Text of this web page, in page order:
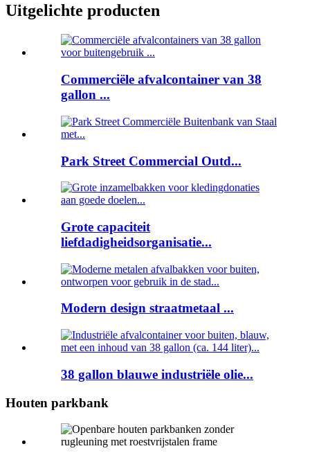
Uitgelichte producten
Commerciële afvalcontainer van 38
gallon ...
Park Street Commercial Outd...
Grote capaciteit
liefdadigheidsorganisatie...
Modern design straatmetaal ...
38 gallon blauwe industriële olie...
Houten parkbank